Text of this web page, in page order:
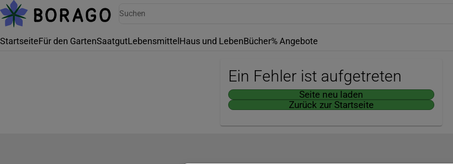
StartseiteFür den GartenSaatgutLebensmittel Haus und LebenBücher% Angebote
Ein Fehler ist aufgetreten
Seite neu laden
Zurück zur Startseite